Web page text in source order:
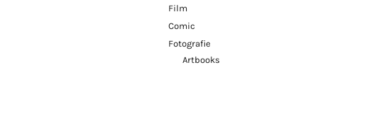
Film
Comic
Fotografie
Artbooks